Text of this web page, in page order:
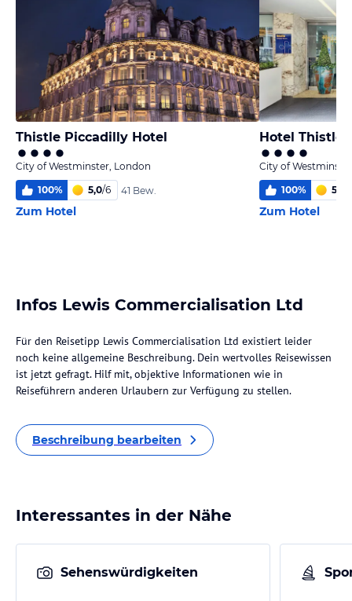
Thistle Piccadilly Hotel
City of Westminster, London
100% 5,0/6 41 Bew.
Zum Hotel
Hotel Thistle
City of
100% 5,2
Zum Hotel
Infos Lewis Commercialisation Ltd
Für den Reisetipp Lewis Commercialisation Ltd existiert leider
noch keine allgemeine Beschreibung. Dein wertvolles Reisewissen
ist jetzt gefragt. Hilf mit, objektive Informationen wie in
Reiseführern anderen Urlaubern zur Verfügung zu stellen.
Beschreibung bearbeiten
Interessantes in der Nähe
Sehenswürdigkeiten